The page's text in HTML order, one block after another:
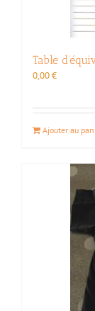
Table
0,00€
Ajouter au